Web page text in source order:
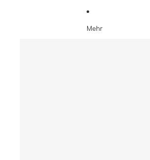
Mehr